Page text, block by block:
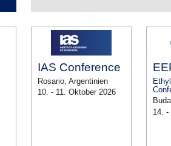
IAS Conference
Rosario, Argentinien
10. - 11. Oktober 2026
14. -